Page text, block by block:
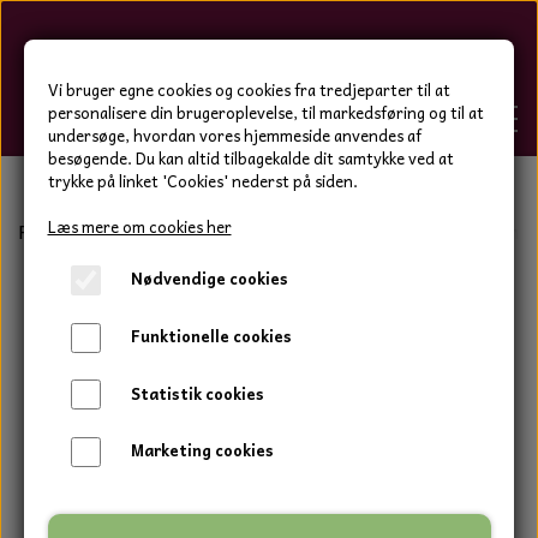
Hygge-Liv
FORSIDE
WEBSHOP
BOLIG OG HAVE
DUFTBLOKKE OG TILBEHØR
DUFT BLOKKE
VINDSPIL
HJEMMESKO OG TØJ
HJEMMESKO
RESTSALG
HJEMMESKO OG TØJ
HJEMMESKO
LÆDER BÆLTER - TASKER - CAPS
TERMOSTRØMPER LEGGINGS
Forside Bolig og have
Vi bruger egne cookies og cookies fra tredjeparter til at
personalisere din brugeroplevelse, til markedsføring og til at
undersøge, hvordan vores hjemmeside anvendes af
besøgende. Du kan altid tilbagekalde dit samtykke ved at
trykke på linket 'Cookies' nederst på siden.
Læs mere om cookies her
Nødvendige cookies
Funktionelle cookies
Statistik cookies
Marketing cookies